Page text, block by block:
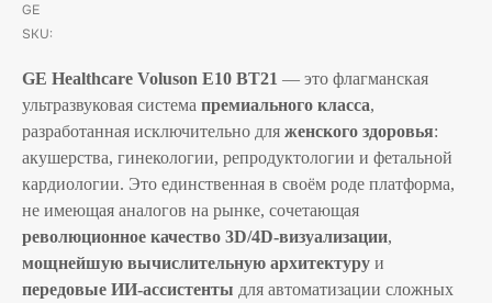
GE
SKU:
GE Healthcare Voluson E10 BT21 — это флагманская
ультразвуковая система премиального класса,
разработанная исключительно для женского здоровья:
акушерства, гинекологии, репродуктологии и фетальной
кардиологии. Это единственная в своём роде платформа,
не имеющая аналогов на рынке, сочетающая
революционное качество 3D/4D-визуализации,
мощнейшую вычислительную архитектуру и
передовые ИИ-ассистенты для автоматизации сложных